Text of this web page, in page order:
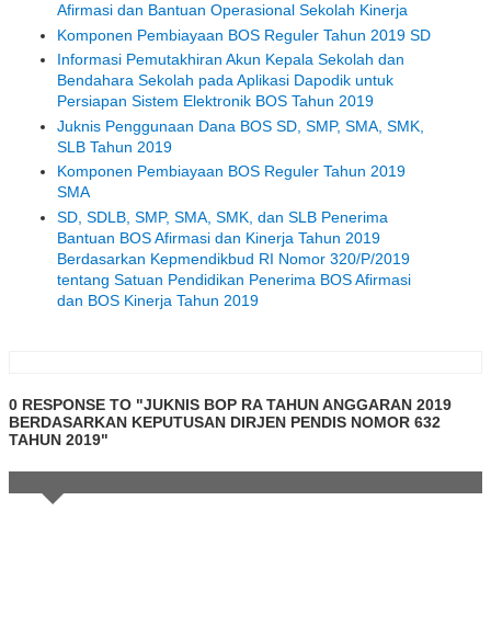
Afirmasi dan Bantuan Operasional Sekolah Kinerja
Komponen Pembiayaan BOS Reguler Tahun 2019 SD
Informasi Pemutakhiran Akun Kepala Sekolah dan
Bendahara Sekolah pada Aplikasi Dapodik untuk
Persiapan Sistem Elektronik BOS Tahun 2019
Juknis Penggunaan Dana BOS SD, SMP, SMA, SMK,
SLB Tahun 2019
Komponen Pembiayaan BOS Reguler Tahun 2019
SMA
SD, SDLB, SMP, SMA, SMK, dan SLB Penerima
Bantuan BOS Afirmasi dan Kinerja Tahun 2019
Berdasarkan Kepmendikbud RI Nomor 320/P/2019
tentang Satuan Pendidikan Penerima BOS Afirmasi
dan BOS Kinerja Tahun 2019
0 RESPONSE TO "JUKNIS BOP RA TAHUN ANGGARAN 2019
BERDASARKAN KEPUTUSAN DIRJEN PENDIS NOMOR 632
TAHUN 2019"